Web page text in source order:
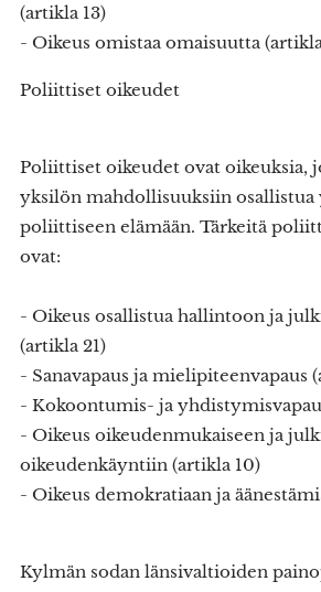
(artikla 13)
- Oikeus omistaa omaisuutta
Poliittiset oikeudet
Poliittiset oikeudet ovat oikeuksia,
yksilön mahdollisuuksiin osallistua
poliittiseen elämään. Tärkeitä
ovat:
- Oikeus osallistua hallintoon ja
(artikla 21)
- Sanavapaus ja mielipiteenvapaus
- Kokoontumis- ja
- Oikeus oikeudenmukaiseen ja
oikeudenkäyntiin (artikla 10)
- Oikeus demokratiaan ja
Kylmän sodan länsivaltioiden